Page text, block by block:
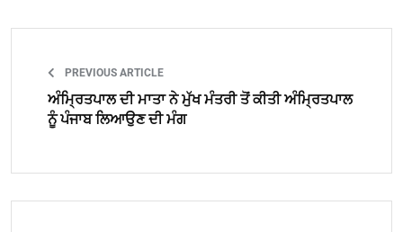
PREVIOUS ARTICLE
ਅੰਮ੍ਰਿਤਪਾਲ ਦੀ ਮਾਤਾ ਨੇ ਮੁੱਖ ਮੰਤਰੀ ਤੋਂ ਕੀਤੀ ਅੰਮ੍ਰਿਤਪਾਲ
ਨੂੰ ਪੰਜਾਬ ਲਿਆਉਣ ਦੀ ਮੰਗ